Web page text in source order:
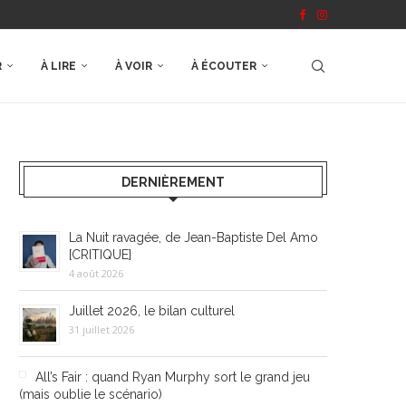
À LIRE À VOIR À ÉCOUTER
DERNIÈREMENT
La Nuit ravagée, de Jean-Baptiste Del Amo
[CRITIQUE]
4 août 2026
Juillet 2026, le bilan culturel
31 juillet 2026
All’s Fair : quand Ryan Murphy sort le grand jeu
(mais oublie le scénario)